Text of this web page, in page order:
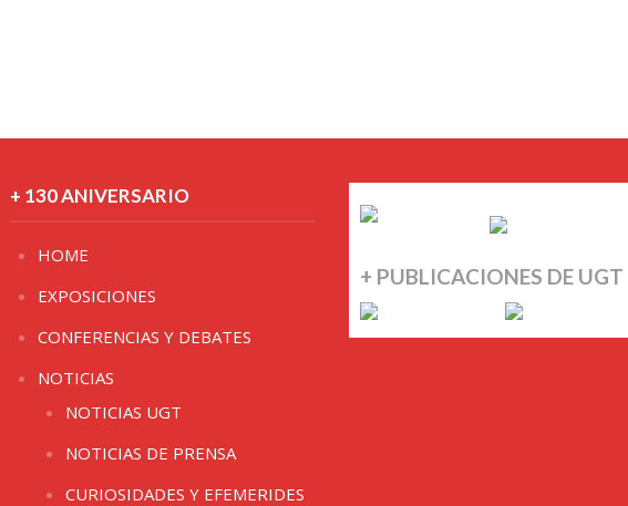
+ 130 ANIVERSARIO
HOME
EXPOSICIONES
CONFERENCIAS Y DEBATES
NOTICIAS
NOTICIAS UGT
NOTICIAS DE PRENSA
CURIOSIDADES Y EFEMERIDES
+ PUBLICACIONES DE UGT